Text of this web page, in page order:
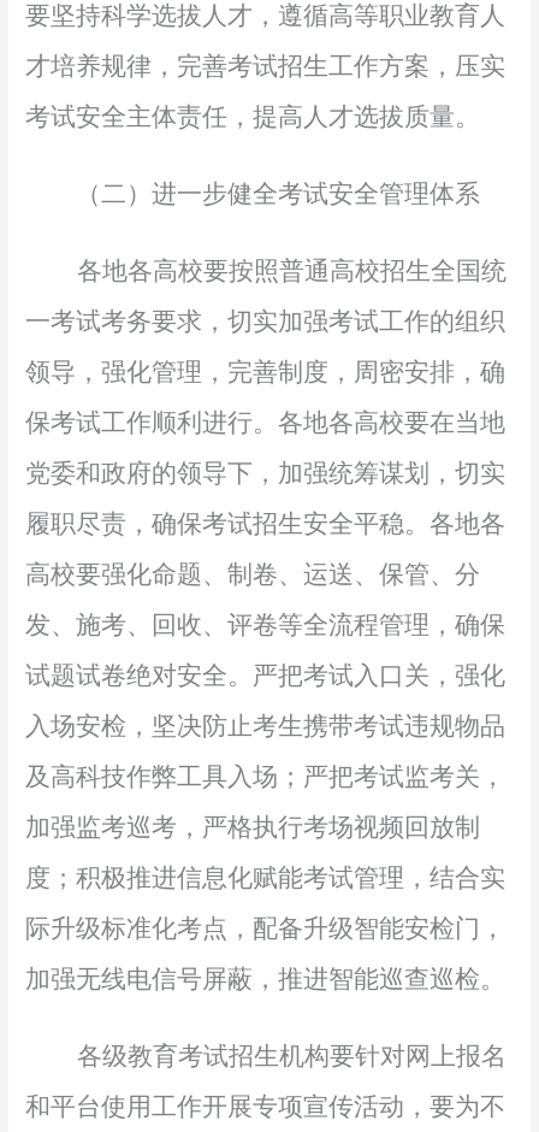
要坚持科学选拔人才，遵循高等职业教育人
才培养规律，完善考试招生工作方案，压实
考试安全主体责任，提高人才选拔质量。
（二）进一步健全考试安全管理体系
各地各高校要按照普通高校招生全国统
一考试考务要求，切实加强考试工作的组织
领导，强化管理，完善制度，周密安排，确
保考试工作顺利进行。各地各高校要在当地
党委和政府的领导下，加强统筹谋划，切实
履职尽责，确保考试招生安全平稳。各地各
高校要强化命题、制卷、运送、保管、分
发、施考、回收、评卷等全流程管理，确保
试题试卷绝对安全。严把考试入口关，强化
入场安检，坚决防止考生携带考试违规物品
及高科技作弊工具入场；严把考试监考关，
加强监考巡考，严格执行考场视频回放制
度；积极推进信息化赋能考试管理，结合实
际升级标准化考点，配备升级智能安检门，
加强无线电信号屏蔽，推进智能巡查巡检。
各级教育考试招生机构要针对网上报名
和平台使用工作开展专项宣传活动，要为不